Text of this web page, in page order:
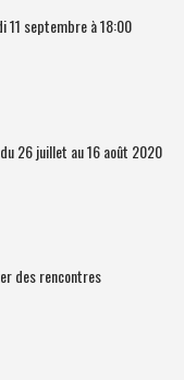
11 septembre à 18:00
26 juillet au 16 août 2020
des rencontres